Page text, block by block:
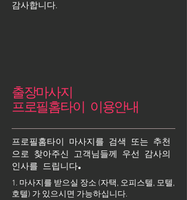
​감사합니다.
출장마사지
프로필홈타이 이용안내
프로필홈타이 마사지를 검색 또는 추천
으로 찾아주신 고객님들께 우선 감사의
인사를 드립니다.
1. 마사지를 받으실 장소 (자택, 오피스텔, 모텔,
호텔) 가 있으시면 가능하십니다.